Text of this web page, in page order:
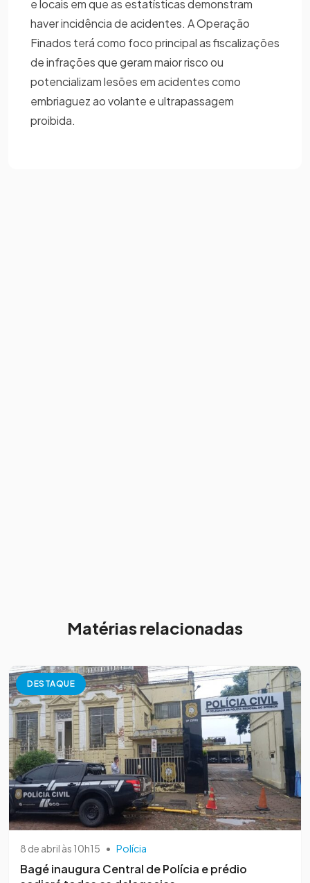
e locais em que as estatísticas demonstram
haver incidência de acidentes. A Operação
Finados terá como foco principal as fiscalizações
de infrações que geram maior risco ou
potencializam lesões em acidentes como
embriaguez ao volante e ultrapassagem
proibida.
Matérias relacionadas
DESTAQUE
8 de abril às 10h15 • Polícia
Bagé inaugura Central de Polícia e prédio